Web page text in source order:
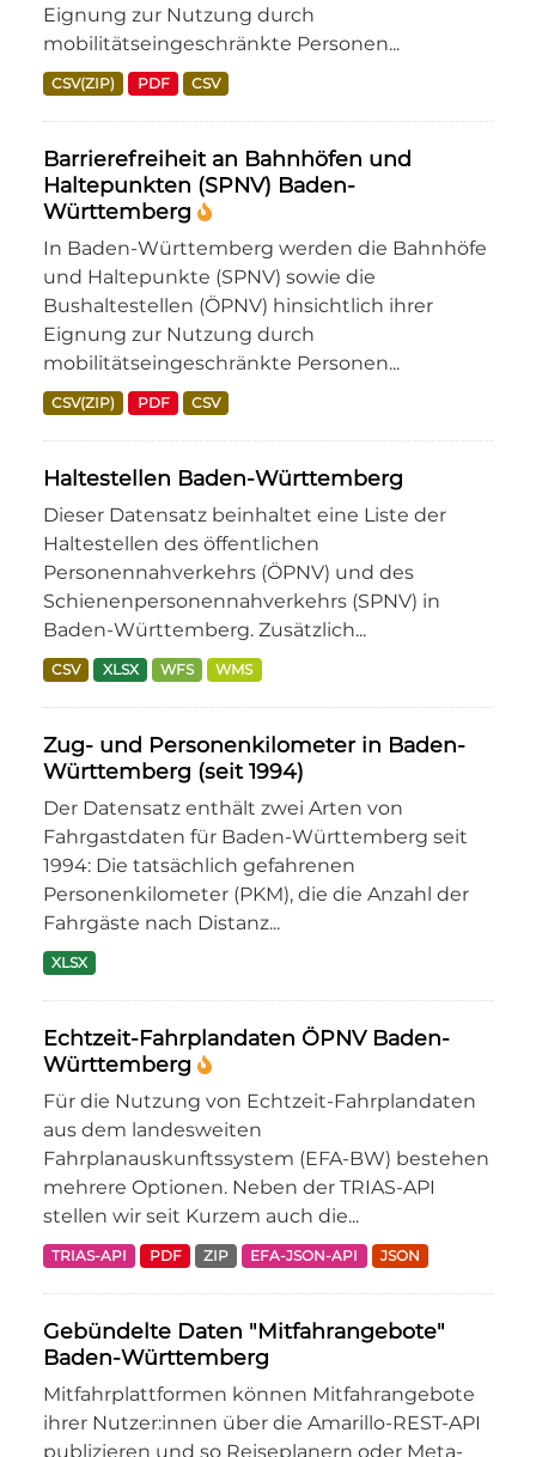
Eignung zur Nutzung durch
mobilitätseingeschränkte Personen...
CSV(ZIP) PDF CSV
Barrierefreiheit an Bahnhöfen und
Haltepunkten (SPNV) Baden-
Württemberg
In Baden-Württemberg werden die Bahnhöfe
und Haltepunkte (SPNV) sowie die
Bushaltestellen (ÖPNV) hinsichtlich ihrer
Eignung zur Nutzung durch
mobilitätseingeschränkte Personen...
CSV(ZIP) PDF CSV
Haltestellen Baden-Württemberg
Dieser Datensatz beinhaltet eine Liste der
Haltestellen des öffentlichen
Personennahverkehrs (ÖPNV) und des
Schienenpersonennahverkehrs (SPNV) in
Baden-Württemberg. Zusätzlich...
CSV XLSX WFS WMS
Zug- und Personenkilometer in Baden-
Württemberg (seit 1994)
Der Datensatz enthält zwei Arten von
Fahrgastdaten für Baden-Württemberg seit
1994: Die tatsächlich gefahrenen
Personenkilometer (PKM), die die Anzahl der
Fahrgäste nach Distanz...
XLSX
Echtzeit-Fahrplandaten ÖPNV Baden-
Württemberg
Für die Nutzung von Echtzeit-Fahrplandaten
aus dem landesweiten
Fahrplanauskunftssystem (EFA-BW) bestehen
mehrere Optionen. Neben der TRIAS-API
stellen wir seit Kurzem auch die...
TRIAS-API PDF ZIP EFA-JSON-API JSON
Gebündelte Daten "Mitfahrangebote"
Baden-Württemberg
Mitfahrplattformen können Mitfahrangebote
ihrer Nutzer:innen über die Amarillo-REST-API
publizieren und so Reiseplanern oder Meta-